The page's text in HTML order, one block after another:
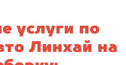
услуги по
Линхай на